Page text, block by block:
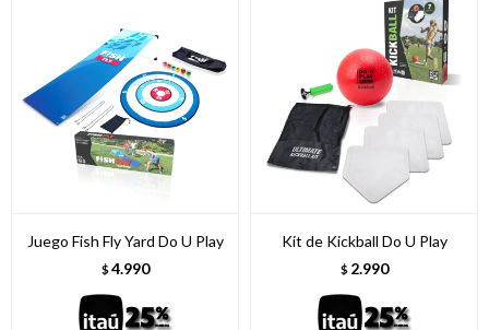
Juego Fish Fly Yard Do U Play
$ 4.990
Kit de Kickball Do U Play
$ 2.990